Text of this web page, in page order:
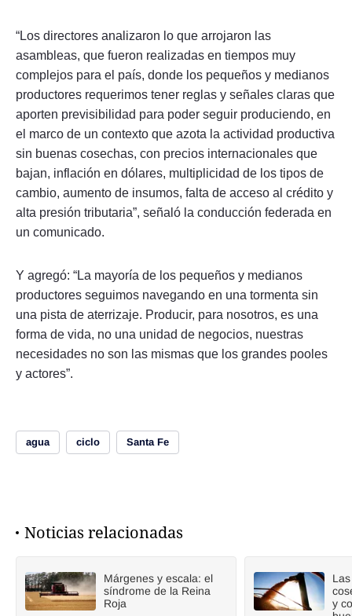
“Los directores analizaron lo que arrojaron las
asambleas, que fueron realizadas en tiempos muy
complejos para el país, donde los pequeños y medianos
productores requerimos tener reglas y señales claras que
aporten previsibilidad para poder seguir produciendo, en
el marco de un contexto que azota la actividad productiva
sin buenas cosechas, con precios internacionales que
bajan, inflación en dólares, multiplicidad de los tipos de
cambio, aumento de insumos, falta de acceso al crédito y
alta presión tributaria”, señaló la conducción federada en
un comunicado.
Y agregó: “La mayoría de los pequeños y medianos
productores seguimos navegando en una tormenta sin
una pista de aterrizaje. Producir, para nosotros, es una
forma de vida, no una unidad de negocios, nuestras
necesidades no son las mismas que los grandes pooles
y actores”.
agua ciclo Santa Fe
Noticias relacionadas
Márgenes y escala: el
síndrome de la Reina
Roja
y